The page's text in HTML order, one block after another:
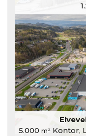
5.000 m²Kontor,